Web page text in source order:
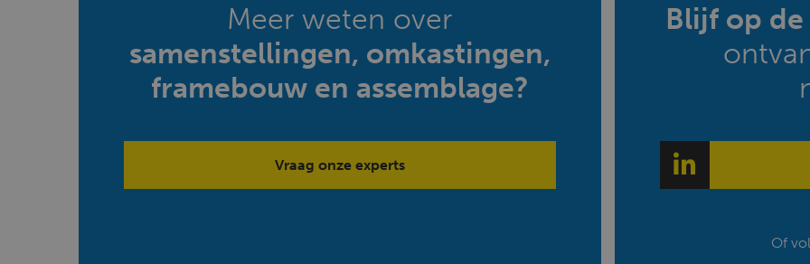
Meer weten over
samenstellingen, omkastingen,
framebouw en assemblage?
Vraag onze experts
Blijf op
Of